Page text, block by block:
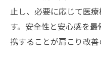
止し、必要に応じて医
す。安全性と安心感を
携することが肩こり改善